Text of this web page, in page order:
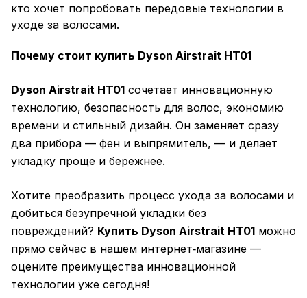
кто хочет попробовать передовые технологии в
уходе за волосами.
Почему стоит купить Dyson Airstrait HT01
Dyson Airstrait HT01 сочетает инновационную
технологию, безопасность для волос, экономию
времени и стильный дизайн. Он заменяет сразу
два прибора — фен и выпрямитель, — и делает
укладку проще и бережнее.
Хотите преобразить процесс ухода за волосами и
добиться безупречной укладки без
повреждений? Купить Dyson Airstrait HT01 можно
прямо сейчас в нашем интернет‑магазине —
оцените преимущества инновационной
технологии уже сегодня!